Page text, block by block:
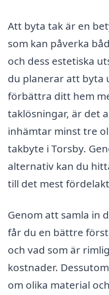
Att byta tak är en
som kan påverka
och dess estetiska
du planerar att byta
förbättra ditt hem
taklösningar, är det
inhämtar minst tre
takbyte i Torsby.
alternativ kan du
till det mest
Genom att samla in
får du en bättre
och vad som är
kostnader.
om olika material